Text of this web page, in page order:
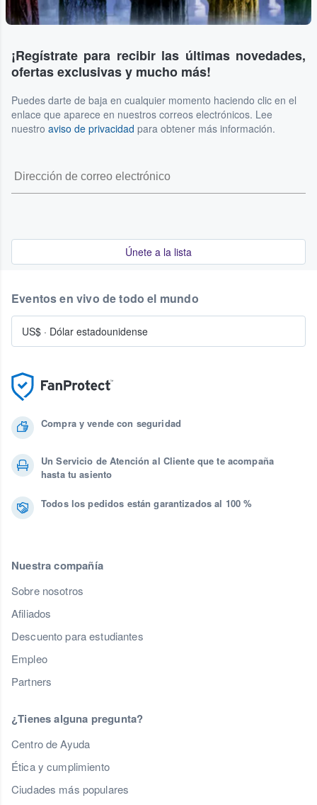
¡Regístrate para recibir las últimas novedades,
ofertas exclusivas y mucho más!
Puedes darte de baja en cualquier momento haciendo clic en el
enlace que aparece en nuestros correos electrónicos. Lee
nuestro aviso de privacidad para obtener más información.
Únete a la lista
Compra y vende con seguridad
Un Servicio de Atención al Cliente que te acompaña
hasta tu asiento
Todos los pedidos están garantizados al 100 %
Nuestra compañía
Sobre nosotros
Afiliados
Descuento para estudiantes
Empleo
Partners
¿Tienes alguna pregunta?
Centro de Ayuda
Ética y cumplimiento
Ciudades más populares
Eventos en vivo de todo el mundo
US$ · Dólar estadounidense